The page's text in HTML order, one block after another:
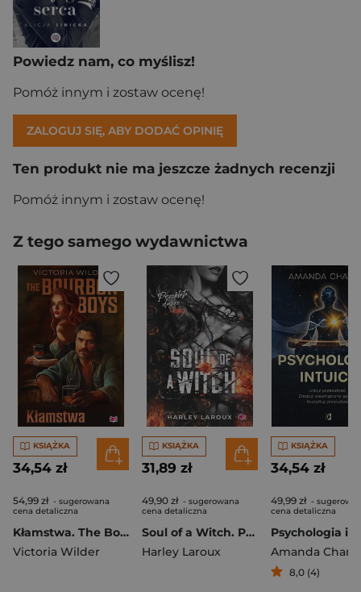
Powiedz nam, co myślisz!
Pomóż innym i zostaw ocenę!
ZALOGUJ SIĘ, ABY DODAĆ OPINIĘ
Ten produkt nie ma jeszcze żadnych recenzji
Pomóż innym i zostaw ocenę!
Z tego samego wydawnictwa
KSIĄŻKA
34,54 zł
54,99 zł - sugerowana
cena detaliczna
Kłamstwa. The Bourbon Boys
Victoria Wilder
KSIĄŻKA
31,89 zł
49,90 zł - sugerowana
cena detaliczna
Soul of a Witch. Przeklęte dusze. Tom 3
Harley Laroux
KSIĄŻKA
34,54 zł
49,99 zł -
cena detaliczna
Amanda
8,0 (4)